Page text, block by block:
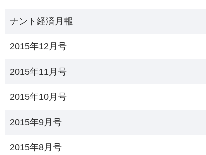
ナント経済月報
2015年12月号
2015年11月号
2015年10月号
2015年9月号
2015年8月号